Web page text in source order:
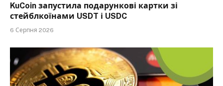
KuCoin запустила подарункові картки зі
стейблкоїнами USDT і USDC
6 Серпня 2026